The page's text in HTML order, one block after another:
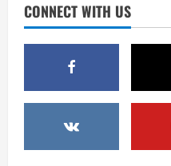
कांवड़
आशीर्वाद
3
पर
परेशान
CONNECT WITH US